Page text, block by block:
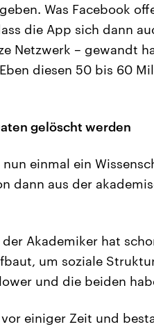
Was Facebook
die App sich dann
Netzwerk – gewandt
diesen 50 bis 60
gelöscht werden
einmal ein
dann aus der
der Akademiker hat
um soziale
und die beiden
einiger Zeit und